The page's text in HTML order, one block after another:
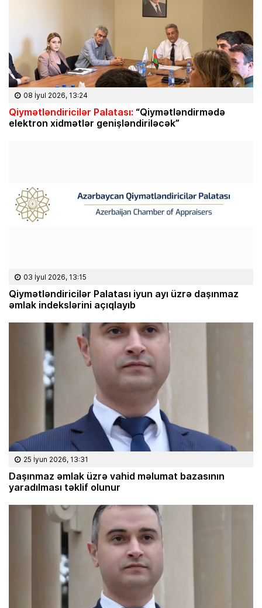
08 İyul 2026, 13:24
Qiymətləndiricilər Palatası: “Qiymətləndirmədə
elektron xidmətlər genişləndiriləcək”
03 İyul 2026, 13:15
Qiymətləndiricilər Palatası iyun ayı üzrə daşınmaz
əmlak indekslərini açıqlayıb
25 İyun 2026, 13:31
Daşınmaz əmlak üzrə vahid məlumat bazasının
yaradılması təklif olunur